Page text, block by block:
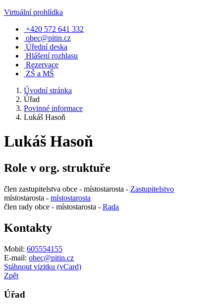
Virtuální prohlídka
+420 572 641 332
obec@pitin.cz
Úřední deska
Hlášení rozhlasu
Rezervace
ZŠ a MŠ
Úvodní stránka
Úřad
Povinné informace
Lukáš Hasoň
Lukáš Hasoň
Role v org. struktuře
člen zastupitelstva obce - místostarosta - Zastupitelstvo
místostarosta - místostarosta
člen rady obce - místostarosta - Rada
Kontakty
Mobil: 605554155
E-mail: obec@pitin.cz
Stáhnout vizitku (vCard)
Zpět
Úřad